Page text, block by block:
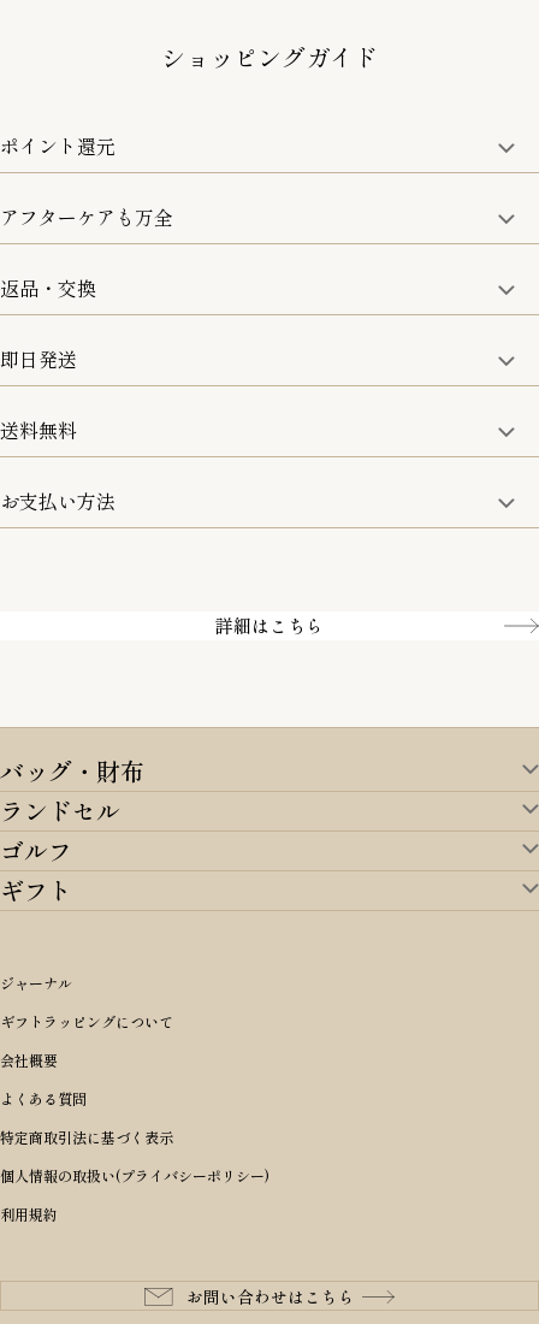
ショッピングガイド
ポイント還元
商品金額の10%をポイント還元いたします。
アフターケアも万全
取り扱い商品はすべて正規品となります。
修理などのご相談に関しましては、責任を持って対応させてい
ただきます。
返品・交換
8日以内なら、返品・交換も可能です。
即日発送
15:00までのご注文は即日発送
お取寄せ商品を除く
送料無料
5,500円(税込)以上で全国送料無料となります。
お支払い方法
詳細はこちら
バッグ・財布
バッグ・財布TOP
すべてを見る
アイテムから選ぶ
リュックサック・デイパック・バックパック
ショルダーバッグ
ボディバッグ・ウエストバッグ
長財布
二つ折り財布
三つ折り財布
コインケース・小銭入れ
m＋ エムピウ
PORTER 吉田カバン ポーター
BRIEFING ブリーフィング
Dakota ダコタ
CLEDRAN クレドラン
aniary アニアリ
CIE シー
StitchandSew ステッチアンドソー
ランドセル
ランドセルTOP
すべてを見る
オリジナルランドセル
女の子ランドセル
男の子ランドセル
ランドセル小物・その他
レッド
ピンク
パープル(ラベンダー)
キャメル
価格から選ぶ
〜49,999円
50,000円〜59,999円
60,000円〜69,999円
70,000円〜79,999円
80,000円〜
ゴルフ
ゴルフTOP
アイテムから選ぶ
キャディバッグ
ヘッドカバー
ゴルフ小物
ゴルフウェア/アクセサリー
ブランドから選ぶ
BRIEFING ブリーフィング
master-piece マスターピース
JONES ジョーンズ
木の庄帆布
ギフト
シーンから探す
誕生日
結婚祝い
出産祝い
入学・進学祝い
成人祝い
就職・栄転祝い
長寿・還暦祝い
性別・年齢から探す
男性向け
女性向け
10代
20代
30代
予算から探す
〜4,999円
5,000円〜9,999円
10,000円〜19,999円
20,000円〜29,999円
ジャーナル
ギフトラッピングについて
会社概要
よくある質問
特定商取引法に基づく表示
個人情報の取扱い(プライバシーポリシー)
利用規約
お問い合わせはこちら